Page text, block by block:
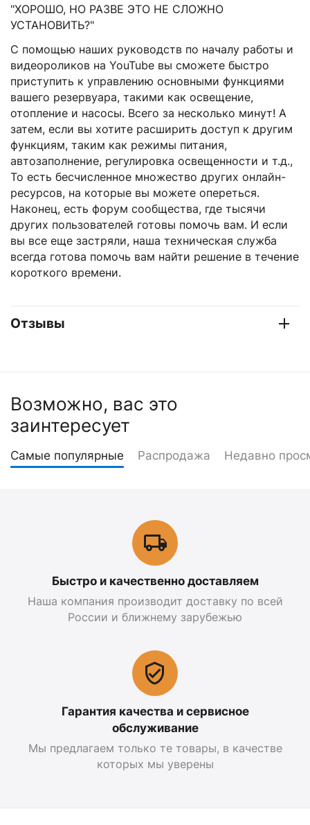
"ХОРОШО, НО РАЗВЕ ЭТО НЕ СЛОЖНО
УСТАНОВИТЬ?"
С помощью наших руководств по началу работы и
видеороликов на YouTube вы сможете быстро
приступить к управлению основными функциями
вашего резервуара, такими как освещение,
отопление и насосы. Всего за несколько минут! А
затем, если вы хотите расширить доступ к другим
функциям, таким как режимы питания,
автозаполнение, регулировка освещенности и т.д.,
То есть бесчисленное множество других онлайн-
ресурсов, на которые вы можете опереться.
Наконец, есть форум сообщества, где тысячи
других пользователей готовы помочь вам. И если
вы все еще застряли, наша техническая служба
всегда готова помочь вам найти решение в течение
короткого времени.
Отзывы
Возможно, вас это
заинтересует
Самые популярные Распродажа Недавно
Быстро и качественно доставляем
Наша компания производит доставку по всей
России и ближнему зарубежью
Гарантия качества и сервисное
обслуживание
Мы предлагаем только те товары, в качестве
которых мы уверены